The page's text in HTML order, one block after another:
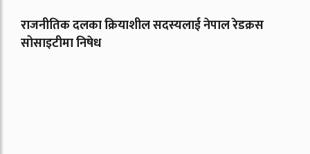
राजनीतिक दलका क्रियाशील सदस्यलाई नेपाल रेडक्रस
सोसाइटीमा निषेध